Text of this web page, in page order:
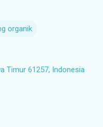
organik
Timur 61257, Indonesia